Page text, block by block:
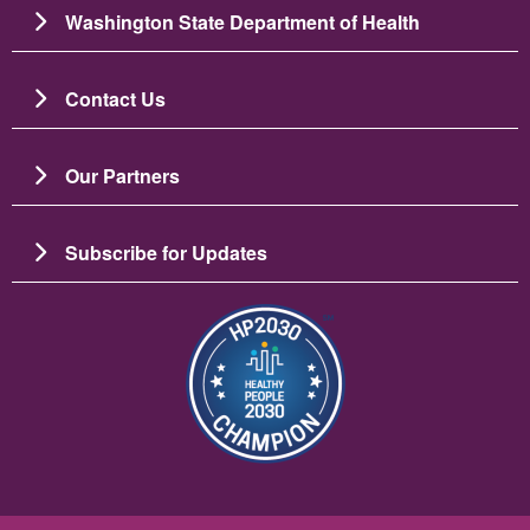
Washington State Department of Health
Contact Us
Our Partners
Subscribe for Updates